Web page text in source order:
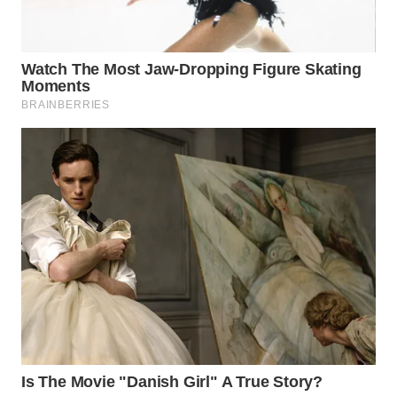
WN
KALSEL
WN
KALTIM
WN
SULSEL
WN
GORONTALO
WN
SULUT